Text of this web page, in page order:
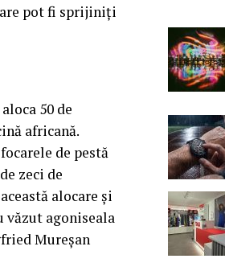
pot fi sprijiniţi
50 de
africană.
de pestă
zeci de
alocare şi
văzut agoniseala
Mureşan